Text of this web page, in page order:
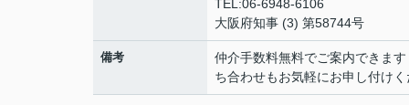
TEL:06-6948-6106
大阪府知事 (3) 第58744号
備考
仲介手数料無料でご案内できま
ち合わせもお気軽にお申し付け